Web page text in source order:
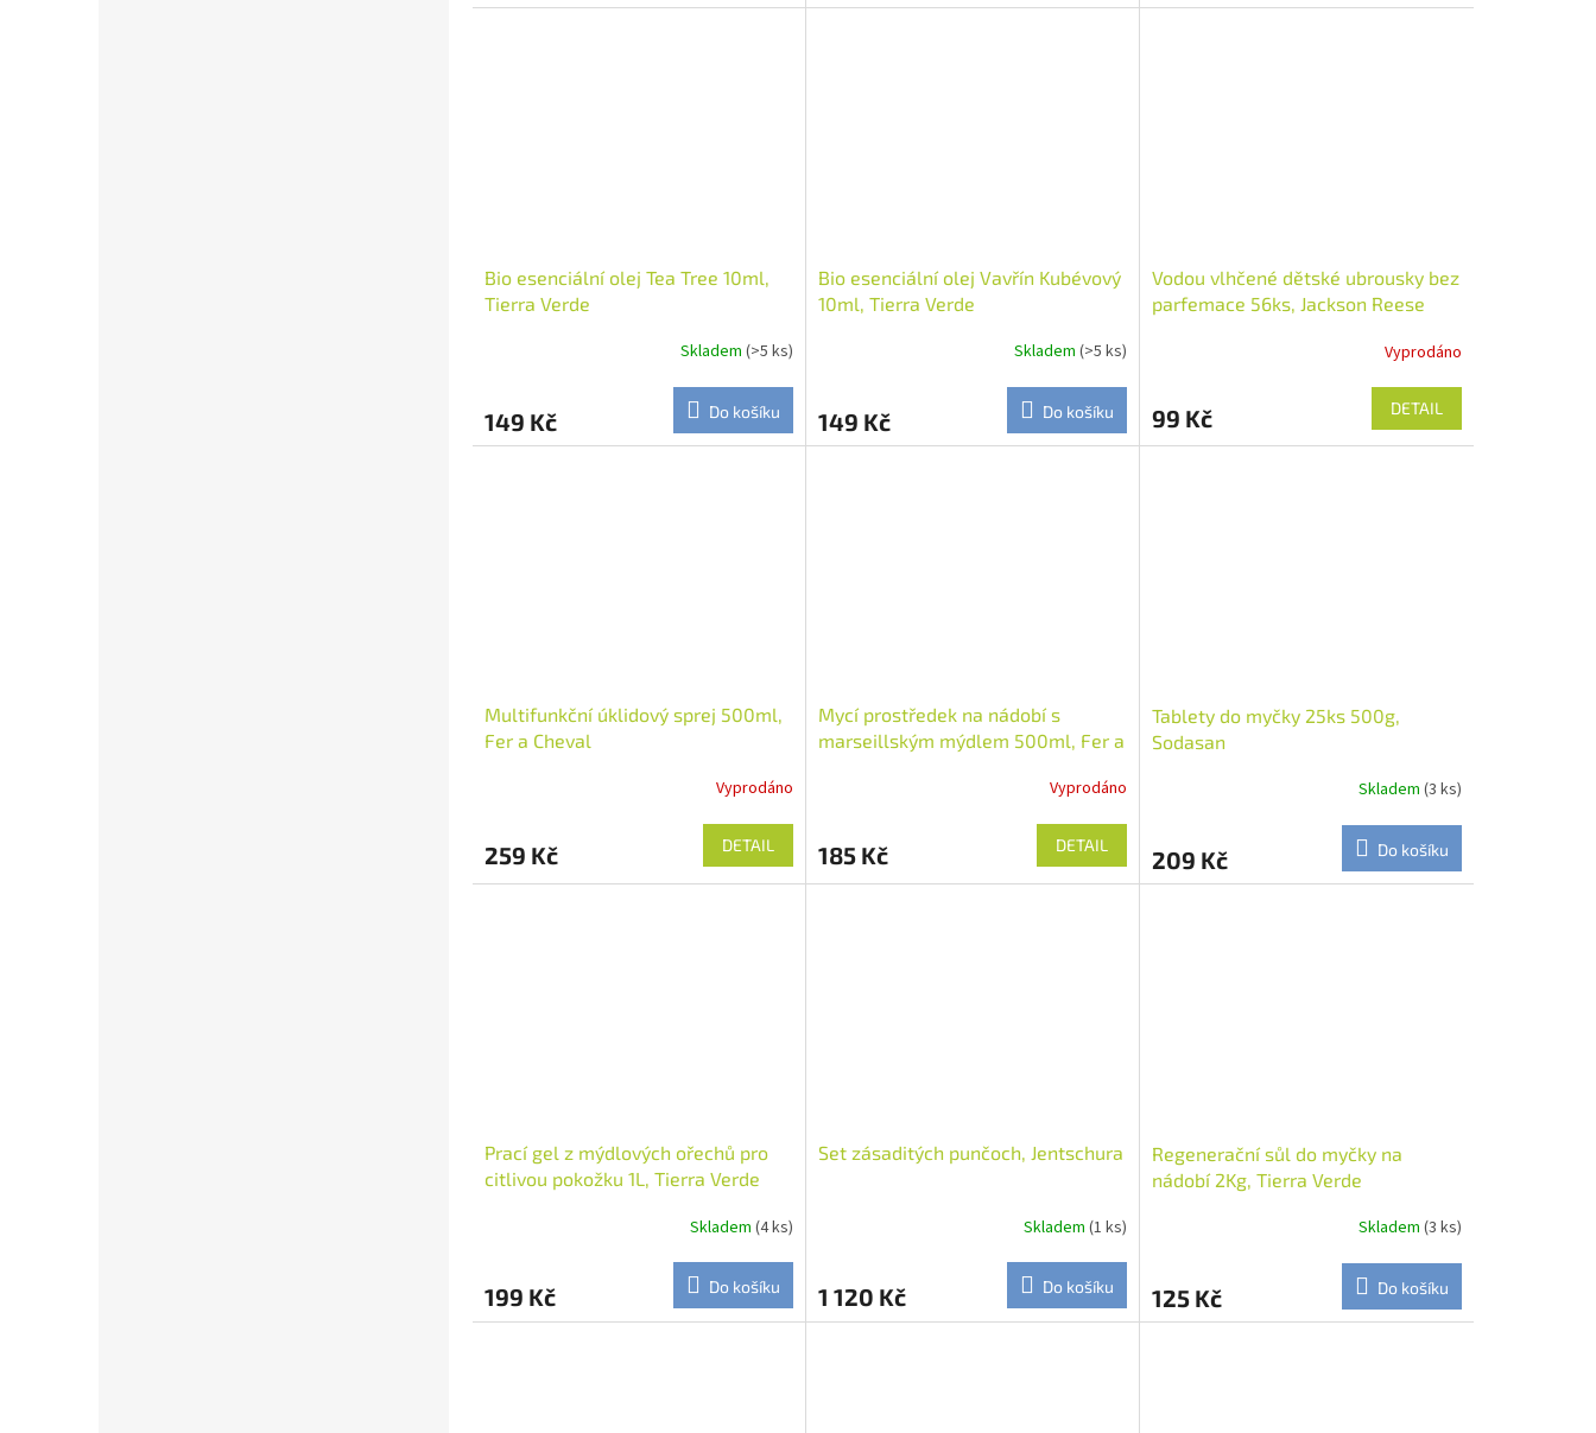
Bio esenciální olej Tea Tree 10ml,
Tierra Verde
Skladem (>5 ks)
149 Kč Do košíku
Bio esenciální olej Vavřín Kubévový
10ml, Tierra Verde
Skladem (>5 ks)
149 Kč Do košíku
Vodou vlhčené dětské ubrousky bez
parfemace 56ks, Jackson Reese
Vyprodáno
99 Kč DETAIL
Multifunkční úklidový sprej 500ml,
Fer a Cheval
Vyprodáno
259 Kč DETAIL
Mycí prostředek na nádobí s
marseillským mýdlem 500ml, Fer a
Vyprodáno
185 Kč DETAIL
Tablety do myčky 25ks 500g,
Sodasan
Skladem (3 ks)
209 Kč Do košíku
Prací gel z mýdlových ořechů pro
citlivou pokožku 1L, Tierra Verde
Skladem (4 ks)
199 Kč Do košíku
Set zásaditých punčoch, Jentschura
Skladem (1 ks)
1 120 Kč Do košíku
Regenerační sůl do myčky na
nádobí 2Kg, Tierra Verde
Skladem (3 ks)
125 Kč Do košíku